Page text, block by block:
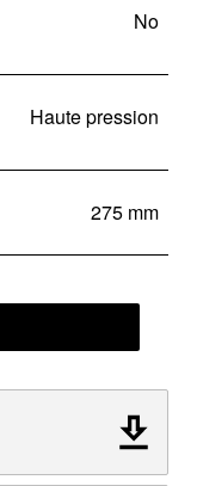
No
Haute pression
275 mm